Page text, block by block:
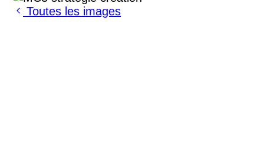
Toutes les images